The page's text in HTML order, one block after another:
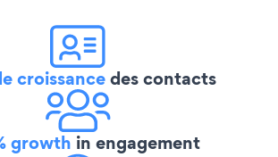
croissancedes contacts
growth in engagement